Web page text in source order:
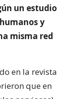
un estudio
y
misma red
en la revista
que en